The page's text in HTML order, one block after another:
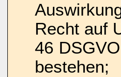
Recht auf
46
bestehen;